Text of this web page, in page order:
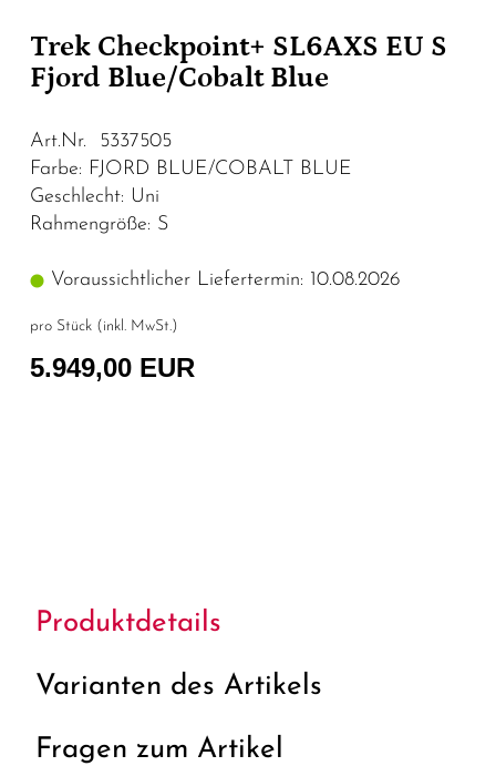
Trek Checkpoint+ SL6AXS EU S
Fjord Blue/Cobalt Blue
Art.Nr. 5337505
Farbe: FJORD BLUE/COBALT BLUE
Geschlecht: Uni
Rahmengröße: S
Voraussichtlicher Liefertermin: 10.08.2026
pro Stück (inkl. MwSt.)
5.949,00 EUR
Produktdetails
Varianten des Artikels
Fragen zum Artikel